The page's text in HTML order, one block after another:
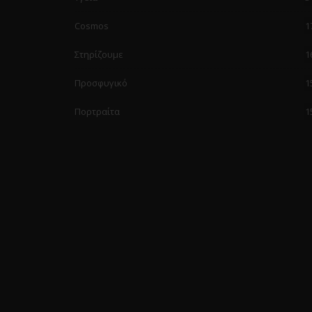
Cosmos
Στηρίζουμε
Προσφυγικό
Πορτραίτα